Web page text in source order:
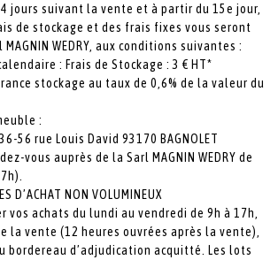
jours suivant la vente et à partir du 15e jour,
de stockage et des frais fixes vous seront
WEDRY, aux conditions suivantes :
: Frais de Stockage : 3 € HT*
stockage au taux de 0,6% de la valeur du
:
56 rue Louis David 93170 BAGNOLET
vous auprès de la Sarl MAGNIN WEDRY de
D’ACHAT NON VOLUMINEUX
vos achats du lundi au vendredi de 9h à 17h,
la vente (12 heures ouvrées après la vente),
bordereau d’adjudication acquitté. Les lots